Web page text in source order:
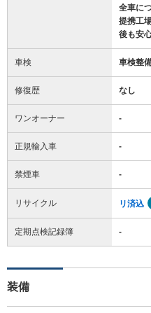
全車に
提携工
後も安
車検 車検整
修復歴 なし
ワンオーナー -
正規輸入車 -
禁煙車 -
リサイクル リ済込
定期点検記録簿 -
装備